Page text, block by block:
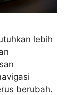
lebih
berubah.